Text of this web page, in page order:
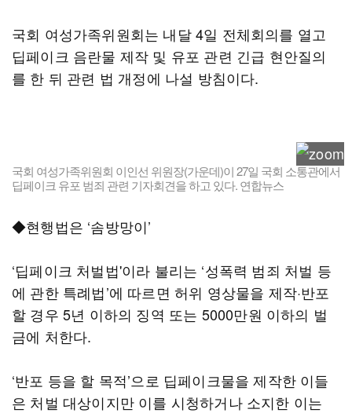
국회 여성가족위원회는 내달 4일 전체회의를 열고
딥페이크 음란물 제작 및 유포 관련 긴급 현안질의
를 한 뒤 관련 법 개정에 나설 방침이다.
국회 여성가족위원회 이인선 위원장(가운데)이 27일 국회 소통관에서
딥페이크 유포 범죄 관련 기자회견을 하고 있다. 연합뉴스
◆현행법은 ‘솜방망이’
‘딥페이크 처벌법'이라 불리는 ‘성폭력 범죄 처벌 등
에 관한 특례법’에 따르면 허위 영상물을 제작·반포
할 경우 5년 이하의 징역 또는 5000만원 이하의 벌
금에 처한다.
‘반포 등을 할 목적’으로 딥페이크물을 제작한 이들
은 처벌 대상이지만 이를 시청하거나 소지한 이는